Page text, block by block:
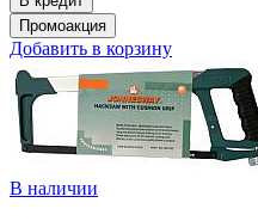
Добавить в корзину
В наличии